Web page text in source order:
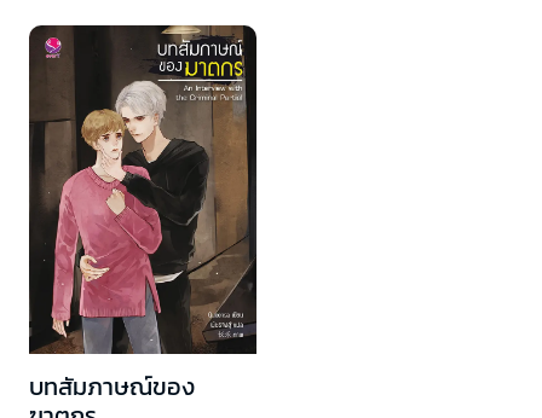
บทสัมภาษณ์ของ